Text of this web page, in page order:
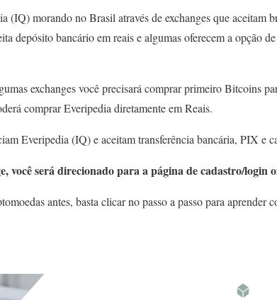
(IQ) morando no Brasil através de exchanges que aceitam
depósito bancário em reais e algumas oferecem a opção
exchanges você precisará comprar primeiro Bitcoins
comprar Everipedia diretamente em Reais.
Everipedia (IQ) e aceitam transferência bancária, PIX e
você será direcionado para a página de cadastro/login
antes, basta clicar no passo a passo para aprender